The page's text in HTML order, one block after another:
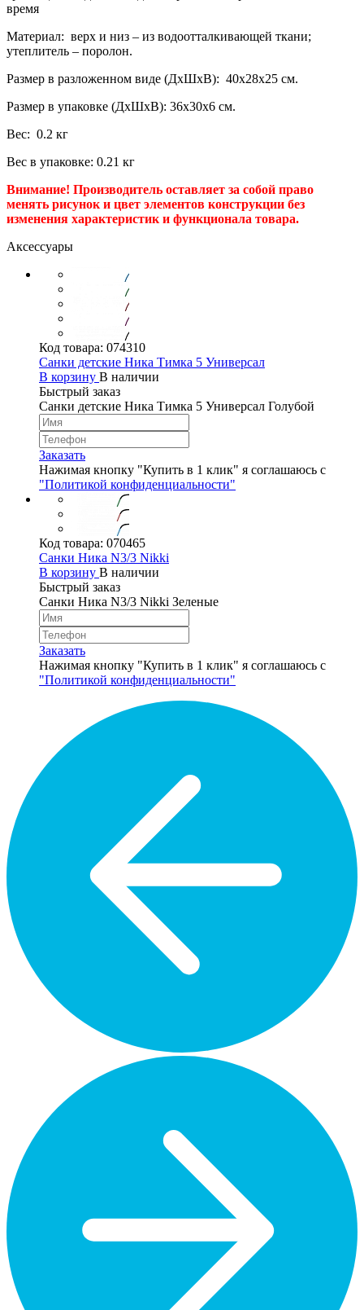
время
Материал: верх и низ – из водоотталкивающей ткани;
утеплитель – поролон.
Размер в разложенном виде (ДхШхВ): 40х28х25 см.
Размер в упаковке (ДхШхВ): 36х30х6 см.
Вес: 0.2 кг
Вес в упаковке: 0.21 кг
Внимание! Производитель оставляет за собой право
менять рисунок и цвет элементов конструкции без
изменения характеристик и функционала товара.
Аксессуары
Код товара: 074310
Cанки детские Ника Тимка 5 Универсал
В корзину В наличии
Быстрый заказ
Cанки детские Ника Тимка 5 Универсал Голубой
Заказать
Нажимая кнопку "Купить в 1 клик" я соглашаюсь с
"Политикой конфиденциальности"
Код товара: 070465
Cанки Ника N3/3 Nikki
В корзину В наличии
Быстрый заказ
Cанки Ника N3/3 Nikki Зеленые
Заказать
Нажимая кнопку "Купить в 1 клик" я соглашаюсь с
"Политикой конфиденциальности"